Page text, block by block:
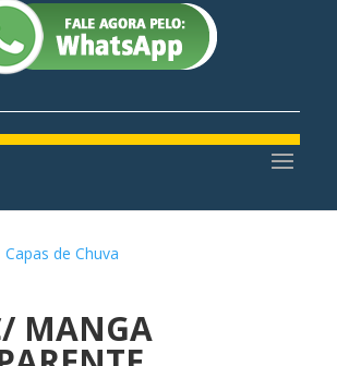
Capas de Chuva
MANGA